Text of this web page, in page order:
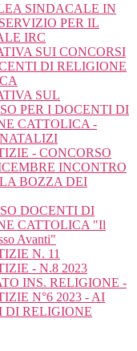
SINDACALE IN
PER IL
IRC
SUI CONCORSI
DI RELIGIONE
SUL
PER I DOCENTI DI
CATTOLICA -
- CONCORSO
INCONTRO
BOZZA DEI
DOCENTI DI
CATTOLICA "Il
Avanti"
N. 11
- N.8 2023
INS. RELIGIONE -
N°6 2023 - AI
DI RELIGIONE